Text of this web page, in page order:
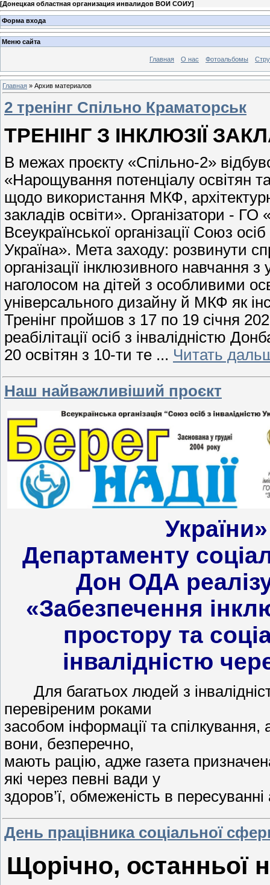
[Донецкая областная организация инвалидов ВОИ СОИУ]
Форма входа
Меню сайта
Главная О нас Фотоальбомы
Главная » Архив материалов
2 тренінг Спільно Краматорськ
ТРЕНІНГ З ІНКЛЮЗІЇ
В межах проєкту «Спільно-2»
«Нарощування потенціалу освітян
щодо використання МКФ,
закладів освіти». Організатори - ГО
Всеукраїнської організації Союз
Україна». Мета заходу: розвинути
організації інклюзивного навчання
наголосом на дітей з особливими
універсального дизайну й МКФ як
Тренінг пройшов з 17 по 19 січня
реабілітації осіб з інвалідністю
20 освітян з 10-ти те ... Читать
Наш найважливіший проєкт
Департаменту
Дон ОДА
«Забезпечення
простору та
інвалідністю
Для багатьох людей з
перевіреним роками
засобом інформації та спілкування,
вони, безперечно,
мають рацію, адже газета
які через певні вади у
здоров’ї, обмеженість в
День працівника соціальної
Щорічно, останньої